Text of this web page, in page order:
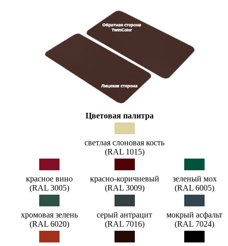
Цветовая палитра
светлая слоновая кость
(RAL 1015)
красное вино
(RAL 3005)
красно-коричневый
(RAL 3009)
зеленый мох
(RAL 6005)
хромовая зелень
(RAL 6020)
серый антрацит
(RAL 7016)
мокрый асфальт
(RAL 7024)